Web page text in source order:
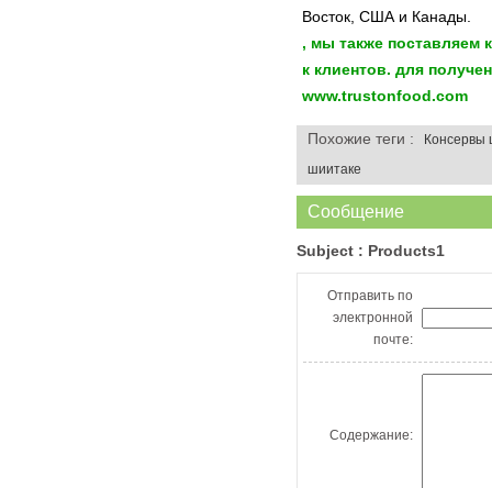
Восток, США и Канады.
, мы также поставляем
к клиентов. для
www.trustonfood.com
Похожие теги :
Консервы
шиитаке
Сообщение
Subject : Products1
Отправить по
электронной
почте:
Содержание: